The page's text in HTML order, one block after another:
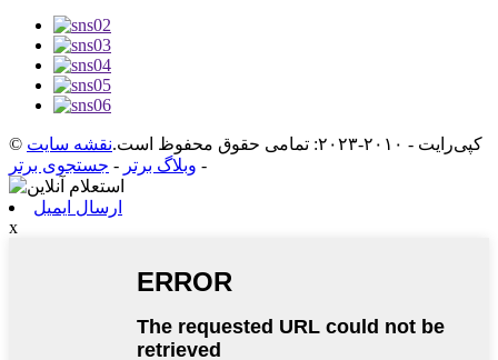
© کپی‌رایت - ۲۰۱۰-۲۰۲۳: تمامی حقوق محفوظ است.
نقشه سایت
- وبلاگ برتر - جستجوی برتر
ارسال ایمیل
x